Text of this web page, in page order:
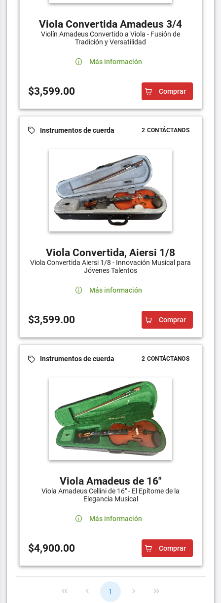
Viola Convertida Amadeus 3/4
Violín Amadeus Convertido a Viola - Fusión de
Tradición y Versatilidad
Más información
$3,599.00 Comprar
Instrumentos de cuerda 2 CONTÁCTANOS
Viola Convertida, Aiersi 1/8
Viola Convertida Aiersi 1/8 - Innovación Musical para
Jóvenes Talentos
Más información
$3,599.00 Comprar
Instrumentos de cuerda 2 CONTÁCTANOS
Viola Amadeus de 16"
Viola Amadeus Cellini de 16" - El Epítome de la
Elegancia Musical
Más información
$4,900.00 Comprar
1